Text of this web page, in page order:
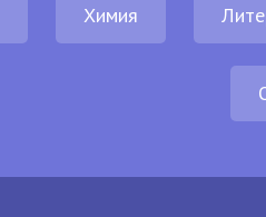
Химия